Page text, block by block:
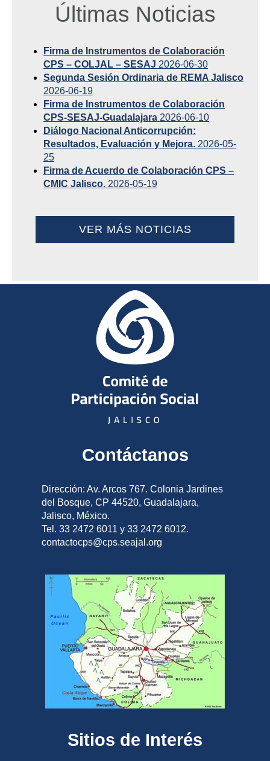
Últimas Noticias
Firma de Instrumentos de Colaboración
CPS – COLJAL – SESAJ 2026-06-30
Segunda Sesión Ordinaria de REMA Jalisco
2026-06-19
Firma de Instrumentos de Colaboración
CPS-SESAJ-Guadalajara 2026-06-10
Diálogo Nacional Anticorrupción:
Resultados, Evaluación y Mejora. 2026-05-
25
Firma de Acuerdo de Colaboración CPS –
CMIC Jalisco. 2026-05-19
VER MÁS NOTICIAS
Contáctanos
Dirección: Av. Arcos 767. Colonia Jardines
del Bosque, CP 44520, Guadalajara,
Jalisco, México.
Tel. 33 2472 6011 y 33 2472 6012.
contactocps@cps.seajal.org
Sitios de Interés